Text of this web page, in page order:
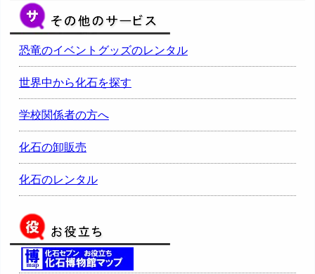
恐竜のイベントグッズのレンタル
世界中から化石を探す
学校関係者の方へ
化石の卸販売
化石のレンタル